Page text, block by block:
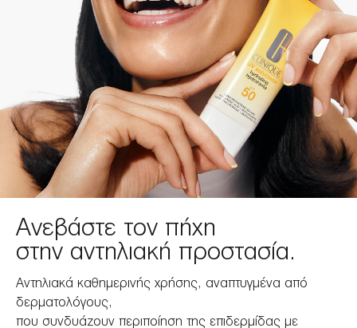
Ανεβάστε τον πήχη
στην αντηλιακή προστασία.
Αντηλιακά καθημερινής χρήσης, αναπτυγμένα από
δερματολόγους,
που συνδυάζουν περιποίηση της επιδερμίδας με